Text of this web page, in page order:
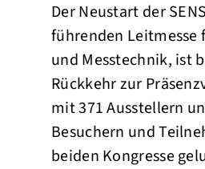
Der Neustart der
führenden Leitmesse
und Messtechnik, ist
Rückkehr zur
mit 371 Ausstellern
Besuchern und
beiden Kongresse